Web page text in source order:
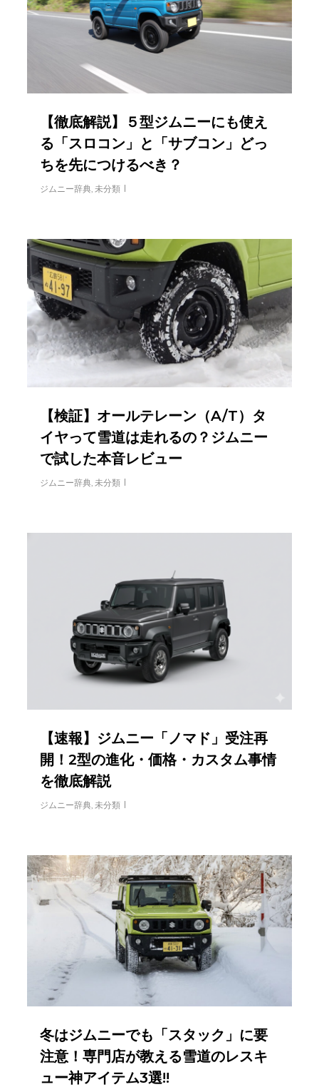
【徹底解説】５型ジムニーにも使え
る「スロコン」と「サブコン」どっ
ちを先につけるべき？
ジムニー辞典 ,未分類
【検証】オールテレーン（A/T）タ
イヤって雪道は走れるの？ジムニー
で試した本音レビュー
ジムニー辞典,未分類
【速報】ジムニー「ノマド」受注再
開！2型の進化・価格・カスタム事情
を徹底解説
ジムニー辞典 ,未分類
冬はジムニーでも「スタック」に要
注意！専門店が教える雪道のレスキ
ュー神アイテム3選!!